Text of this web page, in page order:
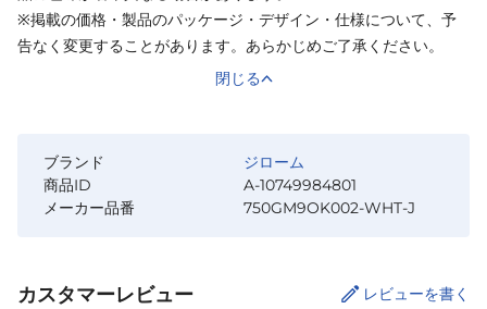
※掲載の価格・製品のパッケージ・デザイン・仕様について、予
告なく変更することがあります。あらかじめご了承ください。
閉じる
ブランド
ジローム
商品ID
A-10749984801
メーカー品番
750GM9OK002-WHT-J
カスタマーレビュー レビューを書く